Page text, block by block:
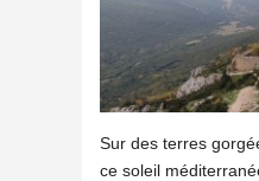
Sur des terres
ce soleil